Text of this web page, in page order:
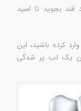
قند بجوید تا اسید
کرده باشید، این
یک لب پر شدگی